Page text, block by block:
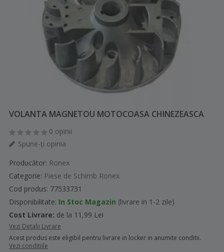
VOLANTA MAGNETOU MOTOCOASA CHINEZEASCA
0 opinii
Spune-ţi opinia
Producător: Ronex
Categorie: Piese de Schimb Ronex
Cod produs: 77533731
Disponibilitate: In Stoc Magazin (livrare in 1-2 zile)
Cost Livrare: de la 11,99 Lei
Vezi Detalii Livrare
Acest produs este eligibil pentru livrare in locker in anumite conditii.
Vezi conditiile